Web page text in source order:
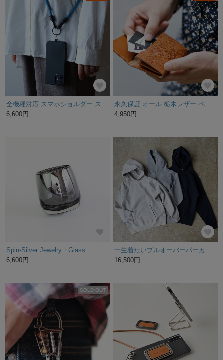
6,600円
4,950円
Spin-Silver Jewelry・Glass
6,600円
16,500円
SOLD OUT